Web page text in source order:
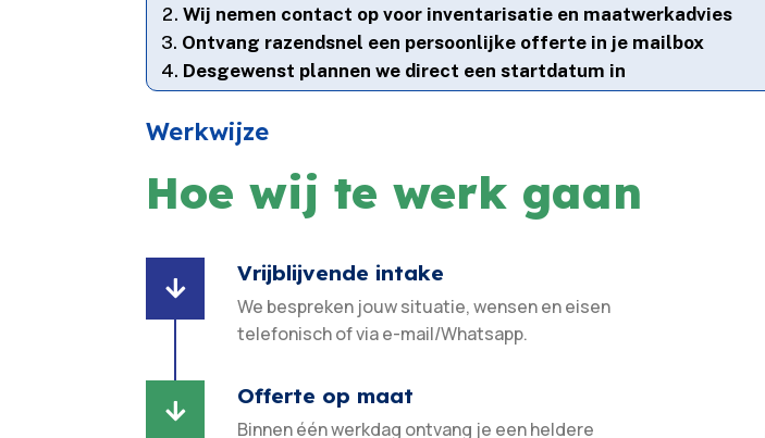
Wij nemen contact op voor inventarisatie en maatwerkadvies
Ontvang razendsnel een persoonlijke offerte in je mailbox
Desgewenst plannen we direct een startdatum in
Werkwijze
Hoe wij te werk gaan

Vrijblijvende intake
We bespreken jouw situatie, wensen en eisen
telefonisch of via e-mail/Whatsapp.

Offerte op maat
Binnen één werkdag ontvang je een heldere